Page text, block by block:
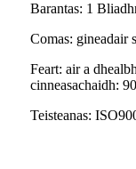
Barantas: 1
Comas: gineadair
Feart: air a
cinneasachaidh:
Teisteanas: